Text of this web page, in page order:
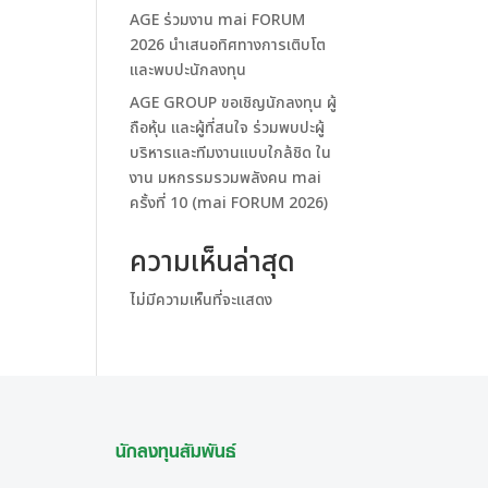
AGE ร่วมงาน mai FORUM
2026 นำเสนอทิศทางการเติบโต
และพบปะนักลงทุน
AGE GROUP ขอเชิญนักลงทุน ผู้
ถือหุ้น และผู้ที่สนใจ ร่วมพบปะผู้
บริหารและทีมงานแบบใกล้ชิด ใน
งาน มหกรรมรวมพลังคน mai
ครั้งที่ 10 (mai FORUM 2026)
ความเห็นล่าสุด
ไม่มีความเห็นที่จะแสดง
นักลงทุนสัมพันธ์